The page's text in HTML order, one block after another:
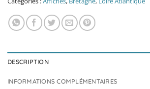
DESCRIPTION
INFORMATIONS COMPLÉMENTAIRES